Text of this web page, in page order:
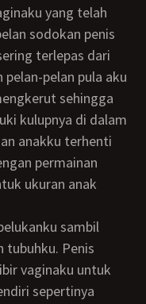
yang telah
sodokan penis
terlepas dari
pelan pula aku
sehingga
kulupnya di dalam
anakku terhenti
permainan
ukuran anak
tubuhku. Penis
vaginaku untuk
sepertinya